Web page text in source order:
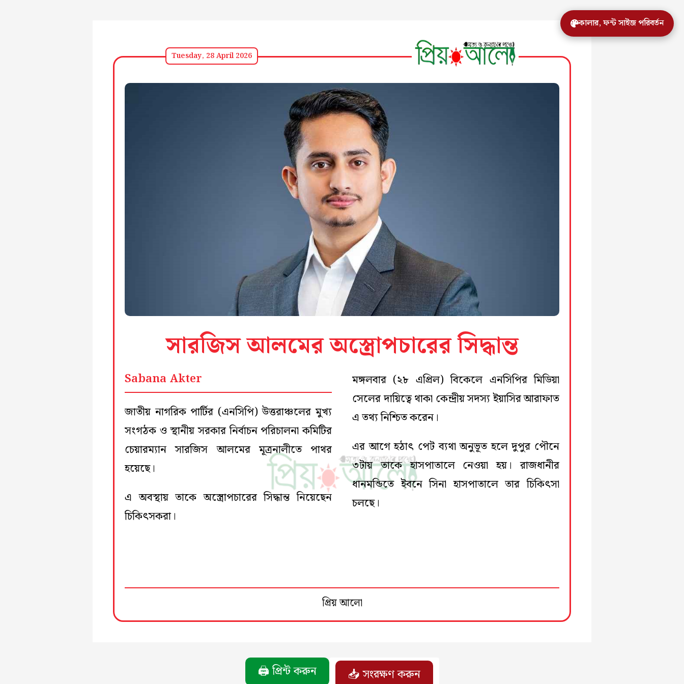
কালার, ফন্ট সাইজ পরিবর্তন
Tuesday, 28 April 2026
সারজিস আলমের অস্ত্রোপচারের সিদ্ধান্ত
Sabana Akter
জাতীয় নাগরিক পার্টির (এনসিপি) উত্তরাঞ্চলের মুখ্য
সংগঠক ও স্থানীয় সরকার নির্বাচন পরিচালনা কমিটির
চেয়ারম্যান সারজিস আলমের মূত্রনালীতে পাথর
হয়েছে।
এ অবস্থায় তাকে অস্ত্রোপচারের সিদ্ধান্ত নিয়েছেন
চিকিৎসকরা।
মঙ্গলবার (২৮ এপ্রিল) বিকেলে এনসিপির মিডিয়া
সেলের দায়িত্বে থাকা কেন্দ্রীয় সদস্য ইয়াসির আরাফাত
এ তথ্য নিশ্চিত করেন।
এর আগে হঠাৎ পেট ব্যথা অনুভূত হলে দুপুর পৌনে
৩টায় তাকে হাসপাতালে নেওয়া হয়। রাজধানীর
ধানমন্ডিতে ইবনে সিনা হাসপাতালে তার চিকিৎসা
চলছে।
প্রিয় আলো
🖨️ প্রিন্ট করুন 📥 সংরক্ষণ করুন